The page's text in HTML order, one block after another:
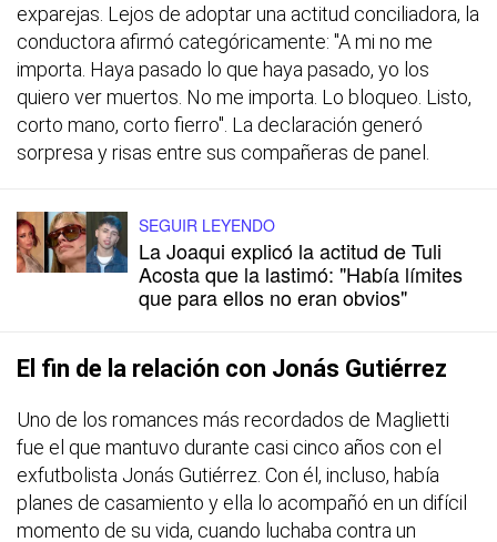
exparejas. Lejos de adoptar una actitud conciliadora, la
conductora afirmó categóricamente: "A mi no me
importa. Haya pasado lo que haya pasado, yo los
quiero ver muertos. No me importa. Lo bloqueo. Listo,
corto mano, corto fierro". La declaración generó
sorpresa y risas entre sus compañeras de panel.
SEGUIR LEYENDO
La Joaqui explicó la actitud de Tuli
Acosta que la lastimó: "Había límites
que para ellos no eran obvios"
El fin de la relación con Jonás Gutiérrez
Uno de los romances más recordados de Maglietti
fue el que mantuvo durante casi cinco años con el
exfutbolista Jonás Gutiérrez. Con él, incluso, había
planes de casamiento y ella lo acompañó en un difícil
momento de su vida, cuando luchaba contra un